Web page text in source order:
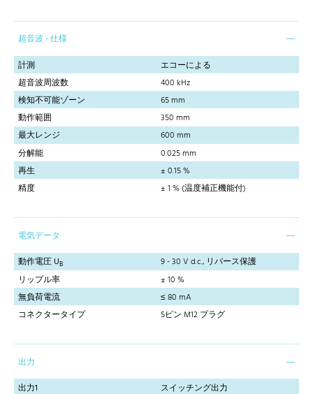
超音波 - 仕様
計測
エコーによる
超音波周波数
400 kHz
検知不可能ゾーン
65 mm
動作範囲
350 mm
最大レンジ
600 mm
分解能
0.025 mm
再生
± 0.15 %
精度
± 1 % (温度補正機能付)
電気データ
動作電圧 UB
9 - 30 V d.c., リバース保護
リップル率
± 10 %
無負荷電流
≤ 80 mA
コネクタータイプ
5ピン M12 プラグ
出力
出力1
スイッチング出力